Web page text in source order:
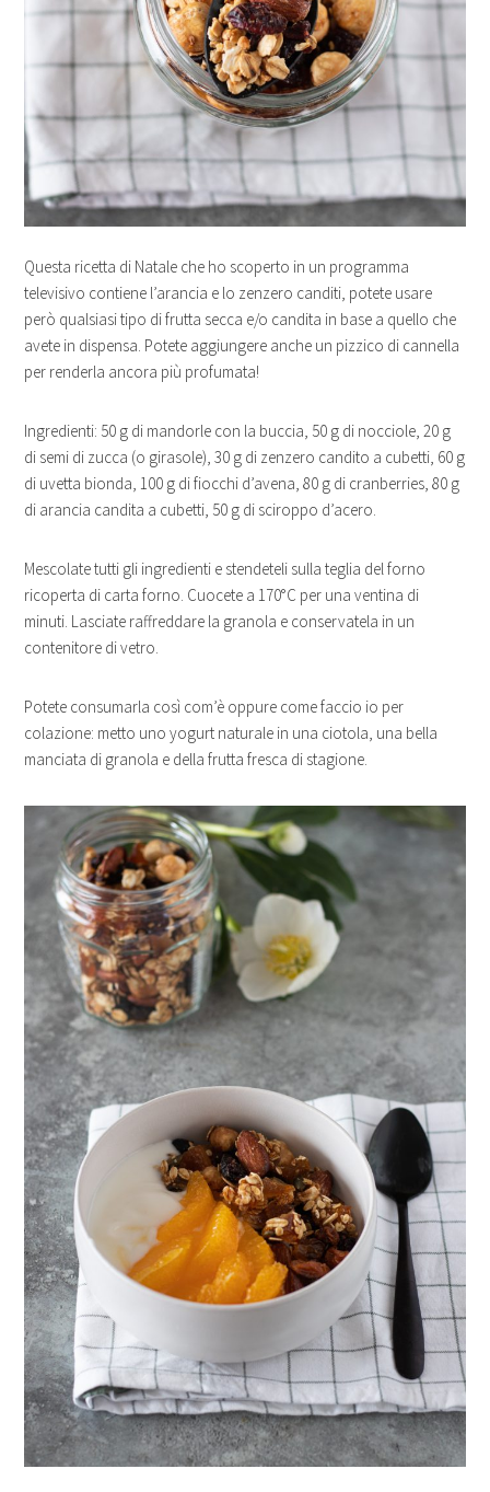
Questa ricetta di Natale che ho scoperto in un programma
televisivo contiene l’arancia e lo zenzero canditi, potete usare
però qualsiasi tipo di frutta secca e/o candita in base a quello che
avete in dispensa. Potete aggiungere anche un pizzico di cannella
per renderla ancora più profumata!
Ingredienti: 50 g di mandorle con la buccia, 50 g di nocciole, 20 g
di semi di zucca (o girasole), 30 g di zenzero candito a cubetti, 60 g
di uvetta bionda, 100 g di fiocchi d’avena, 80 g di cranberries, 80 g
di arancia candita a cubetti, 50 g di sciroppo d’acero.
Mescolate tutti gli ingredienti e stendeteli sulla teglia del forno
ricoperta di carta forno. Cuocete a 170°C per una ventina di
minuti. Lasciate raffreddare la granola e conservatela in un
contenitore di vetro.
Potete consumarla così com’è oppure come faccio io per
colazione: metto uno yogurt naturale in una ciotola, una bella
manciata di granola e della frutta fresca di stagione.